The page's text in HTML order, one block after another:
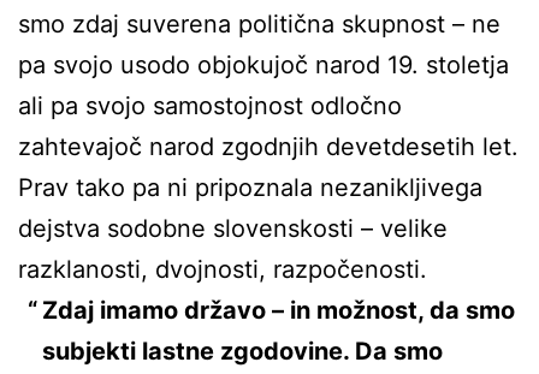
smo zdaj suverena politična skupnost – ne
pa svojo usodo objokujoč narod 19. stoletja
ali pa svojo samostojnost odločno
zahtevajoč narod zgodnjih devetdesetih let.
Prav tako pa ni pripoznala nezanikljivega
dejstva sodobne slovenskosti – velike
razklanosti, dvojnosti, razpočenosti.
Zdaj imamo državo – in možnost, da smo
subjekti lastne zgodovine. Da smo